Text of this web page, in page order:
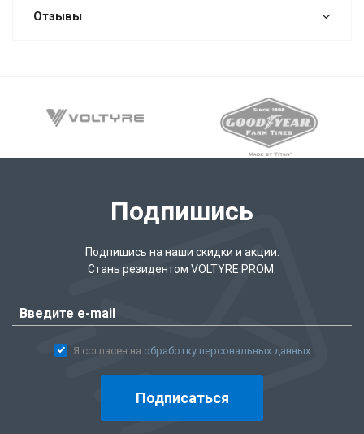
Отзывы
Подпишись
Подпишись на наши скидки и акции.
Стань резидентом VOLTYRE PROM.
Я согласен на обработку персональных данных
Подписаться